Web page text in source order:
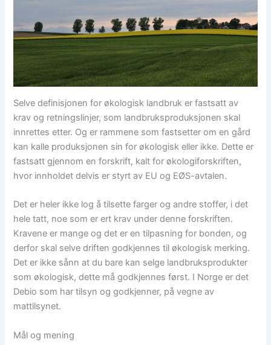
Selve definisjonen for økologisk landbruk er fastsatt av
krav og retningslinjer, som landbruksproduksjonen skal
innrettes etter. Og er rammene som fastsetter om en gård
kan kalle produksjonen sin for økologisk eller ikke. Dette er
fastsatt gjennom en forskrift, kalt for økologiforskriften,
hvor innholdet delvis er styrt av EU og EØS-avtalen.
Det er heler ikke log å tilsette farger og andre stoffer, i det
hele tatt, noe som er ert krav under denne forskriften.
Kravene er mange og det er en tilpasning for bonden, og
derfor skal selve driften godkjennes til økologisk merking.
Det er ikke sånn at du bare kan selge landbruksprodukter
som økologisk, dette må godkjennes først. I Norge er det
Debio som har tilsyn og godkjenner, på vegne av
mattilsynet.
Mål og mening